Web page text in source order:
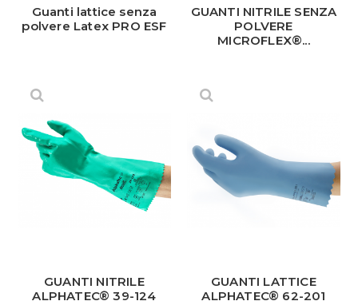
Guanti lattice senza
polvere Latex PRO ESF
GUANTI NITRILE SENZA
POLVERE
MICROFLEX®...
GUANTI NITRILE
ALPHATEC® 39-124
GUANTI LATTICE
ALPHATEC® 62-201